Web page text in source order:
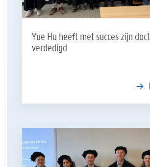
Yue Hu heeft met succes zijn
verdedigd